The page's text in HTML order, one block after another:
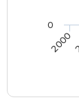
2000
0